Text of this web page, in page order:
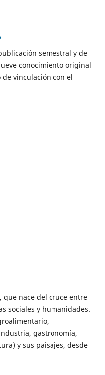
semestral y de
conocimiento original
de vinculación con el
que nace del cruce entre
sociales y humanidades.
gastronomía,
y sus paisajes, desde